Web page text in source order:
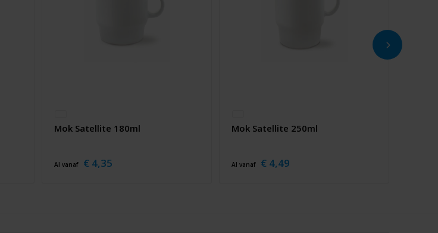
Mok Satellite 180ml
Al vanaf € 4,35
Mok Satellite 250ml
Al vanaf € 4,49